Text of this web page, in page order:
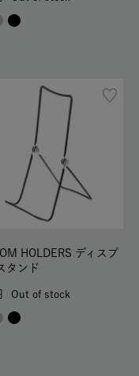
HOLDERS ディスプ
タンド
Out of stock